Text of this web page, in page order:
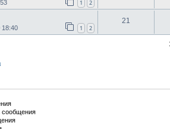
1 2
18:40 1 2
21
сообщения